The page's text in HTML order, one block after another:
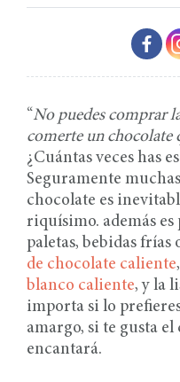
“No puedes comprar
comerte un chocolate
¿Cuántas veces has
Seguramente
chocolate es
riquísimo. además
paletas, bebidas frías
de chocolate caliente
blanco caliente, y la
importa si lo
amargo, si te gusta
encantará.